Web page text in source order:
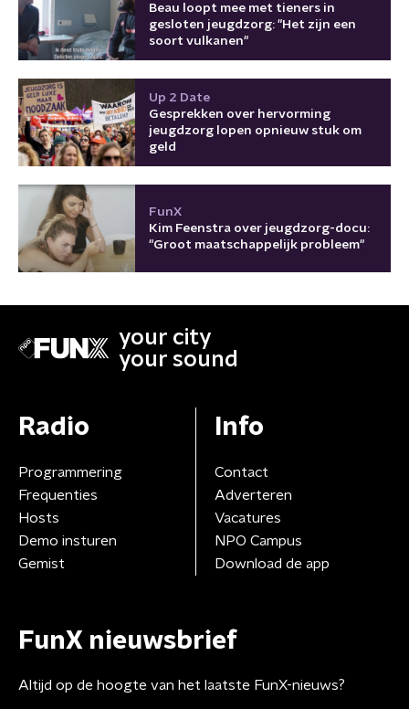
Beau loopt mee met tieners in
gesloten jeugdzorg: "Het zijn een
soort vulkanen"
Up 2 Date
Gesprekken over hervorming
jeugdzorg lopen opnieuw stuk om
geld
FunX
Kim Feenstra over jeugdzorg-docu:
"Groot maatschappelijk probleem"
your city
your sound
Radio
Programmering
Frequenties
Hosts
Demo insturen
Gemist
Info
Contact
Adverteren
Vacatures
NPO Campus
Download de app
FunX nieuwsbrief
Altijd op de hoogte van het laatste FunX-nieuws?